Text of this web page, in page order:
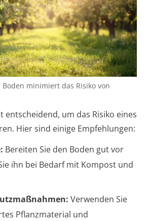
minimiert das Risiko von
entscheidend, um das Risiko eines
Hier sind einige Empfehlungen:
Bereiten Sie den Boden gut vor
ihn bei Bedarf mit Kompost und
Verwenden Sie
Pflanzmaterial und